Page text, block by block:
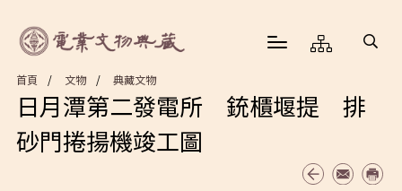
首頁 文物 典藏文物
日月潭第二發電所 銃櫃堰提 排
砂門捲揚機竣工圖